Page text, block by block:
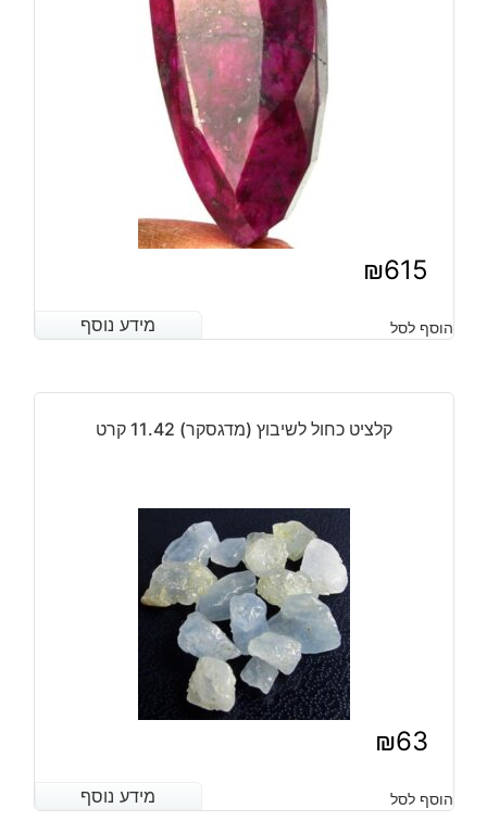
₪615
מידע נוסף הוסף לסל מידע נוסף
קלציט כחול לשיבוץ (מדגסקר) 11.42 קרט
₪63
מידע נוסף הוסף לסל מידע נוסף